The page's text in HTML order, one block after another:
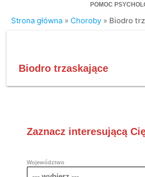
POMOC
Strona główna » Choroby » Biodro
Biodro trzaskające
Zaznacz interesującą
Województwo